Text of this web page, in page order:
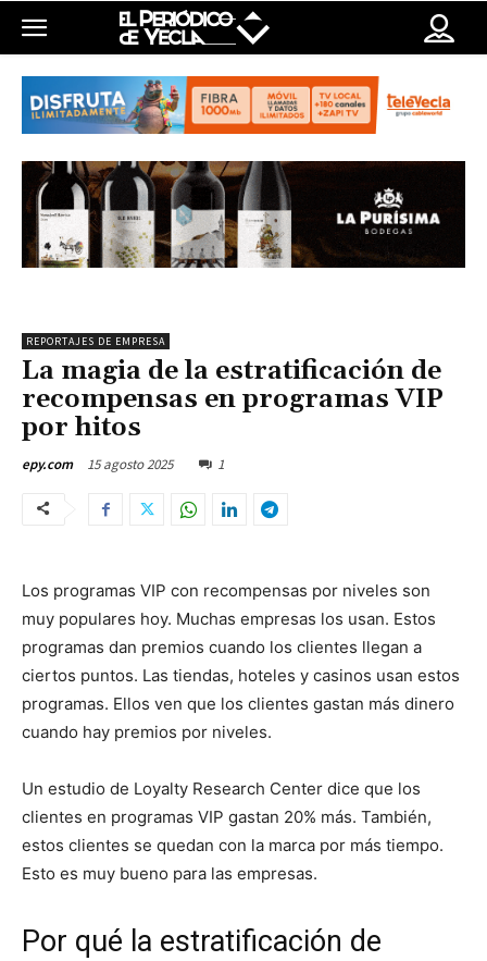
REPORTAJES DE EMPRESA
La magia de la estratificación de
recompensas en programas VIP
por hitos
epy.com 15 agosto 2025 1
Los programas VIP con recompensas por niveles son
muy populares hoy. Muchas empresas los usan. Estos
programas dan premios cuando los clientes llegan a
ciertos puntos. Las tiendas, hoteles y casinos usan estos
programas. Ellos ven que los clientes gastan más dinero
cuando hay premios por niveles.
Un estudio de Loyalty Research Center dice que los
clientes en programas VIP gastan 20% más. También,
estos clientes se quedan con la marca por más tiempo.
Esto es muy bueno para las empresas.
Por qué la estratificación de